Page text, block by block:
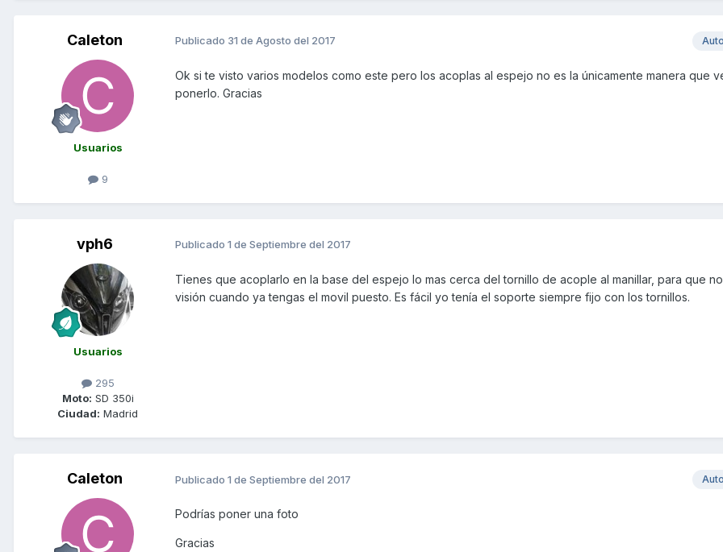
Caleton
Usuarios
9
Publicado 31 de Agosto del 2017
Ok si te visto varios modelos como este pero los acoplas al espejo no es la únicamente manera que
ponerlo. Gracias
vph6
Usuarios
295
Moto: SD 350i
Ciudad: Madrid
Publicado 1 de Septiembre del 2017
Tienes que acoplarlo en la base del espejo lo mas cerca del tornillo de acople al manillar, para que
visión cuando ya tengas el movil puesto. Es fácil yo tenía el soporte siempre fijo con los tornillos.
Caleton Publicado 1 de Septiembre del 2017
Podrías poner una foto
Gracias